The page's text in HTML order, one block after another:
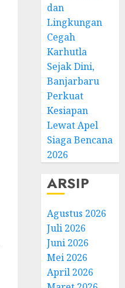
dan
Lingkungan
Cegah
Karhutla
Sejak Dini,
Banjarbaru
Perkuat
Kesiapan
Lewat Apel
Siaga Bencana
2026
ARSIP
Agustus 2026
Juli 2026
Juni 2026
Mei 2026
April 2026